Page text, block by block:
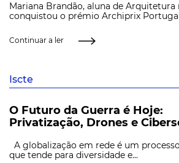
Mariana Brandão, aluna de Arquitetura
conquistou o prémio Archiprix Portugal
Continuar a ler
Iscte
O Futuro da Guerra é Hoje:
Privatização, Drones e
A globalização em rede é um
que tende para diversidade e...